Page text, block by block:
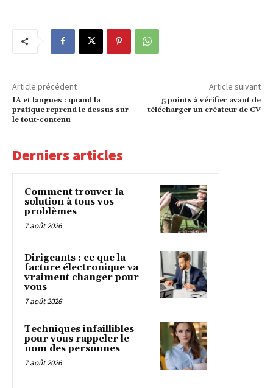
Article précédent
IA et langues : quand la
pratique reprend le dessus sur
le tout-contenu
Article suivant
5 points à vérifier avant de
télécharger un créateur de CV
Derniers articles
Comment trouver la
solution à tous vos
problèmes
7 août 2026
Dirigeants : ce que la
facture électronique va
vraiment changer pour
vous
7 août 2026
Techniques infaillibles
pour vous rappeler le
nom des personnes
7 août 2026